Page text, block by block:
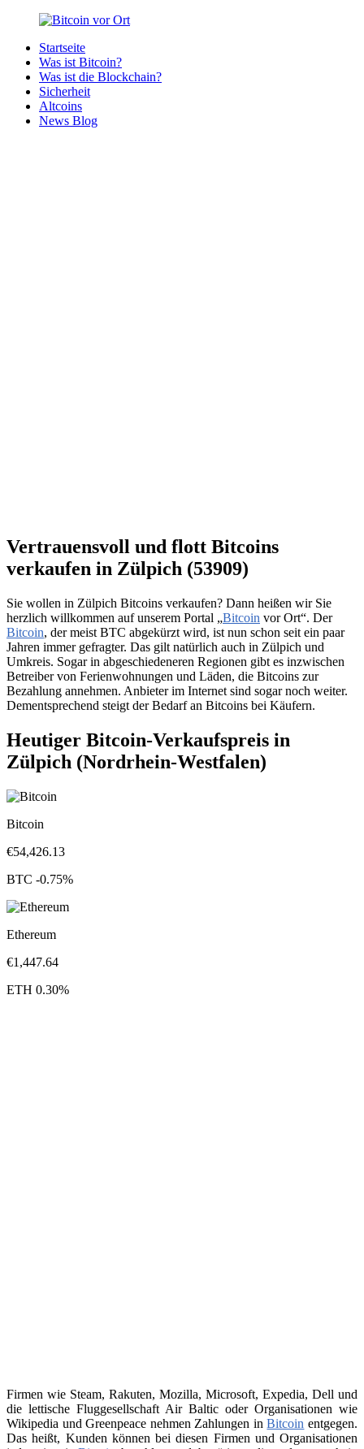
Zurück
Inhalt
Bitcoin
Bitcoins
deiner
Region
Startseite
Was ist Bitcoin?
Was ist die Blockchain?
Sicherheit
Altcoins
News Blog
Vertrauensvoll und flott Bitcoins
verkaufen in Zülpich (53909)
Sie wollen in Zülpich Bitcoins verkaufen? Dann heißen wir Sie
herzlich willkommen auf unserem Portal „Bitcoin vor Ort“. Der
Bitcoin, der meist BTC abgekürzt wird, ist nun schon seit ein paar
Jahren immer gefragter. Das gilt natürlich auch in Zülpich und
Umkreis. Sogar in abgeschiedeneren Regionen gibt es inzwischen
Betreiber von Ferienwohnungen und Läden, die Bitcoins zur
Bezahlung annehmen. Anbieter im Internet sind sogar noch weiter.
Dementsprechend steigt der Bedarf an Bitcoins bei Käufern.
Heutiger Bitcoin-Verkaufspreis in
Zülpich (Nordrhein-Westfalen)
Bitcoin
€54,426.13
BTC -0.75%
Ethereum
€1,447.64
ETH 0.30%
Firmen wie Steam, Rakuten, Mozilla, Microsoft, Expedia, Dell und
die lettische Fluggesellschaft Air Baltic oder Organisationen wie
Wikipedia und Greenpeace nehmen Zahlungen inBitcoin entgegen.
Das heißt, Kunden können bei diesen Firmen und Organisationen